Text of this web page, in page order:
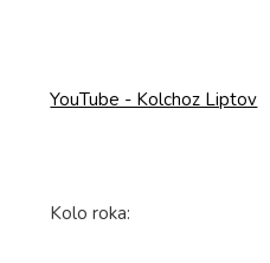
YouTube - Kolchoz Liptov
Kolo roka: